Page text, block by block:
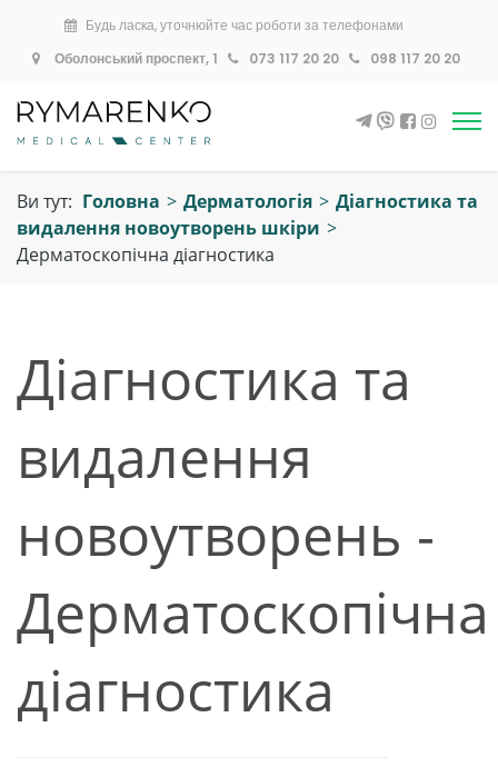
Будь ласка, уточнюйте час роботи за телефонами
Оболонський проспект, 1
073 117 20 20 098 117 20 20
Ви тут: Головна > Дерматологія > Діагностика та
видалення новоутворень шкіри >
Дерматоскопічна діагностика
Діагностика та
видалення
новоутворень -
Дерматоскопічна
діагностика